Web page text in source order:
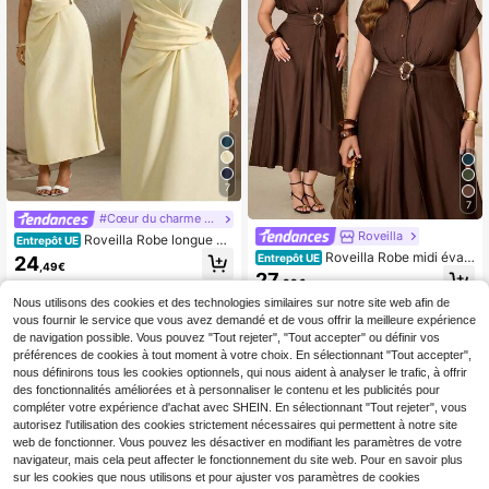
7
#Cœur du charme diplomatique
Entrepôt UE Roveilla Robe longue po
ur femmes grandes tailles, style fran
çais romantique "Sicile", élégante e
t raffinée. Convient pour le décontr
acté, les déplacements, les vacanc
es, le thé de l'après-midi et les évén
ements. Col rond, taille froncée ave
c décoration métallique, fendue sur
les côtés, dos froncé. Printemps/été
24 ,49€
7
Roveilla
Entrepôt UE Roveilla Robe midi évas
ée en couleur unie pour femmes gra
vert à demi-patte de boutonnage, c
einture à boucle métallique réglabl
e, Marron café, Élégante, style rétro
français, Tenue de bureau, décontr
actée, de fête, de thé l'après-midi, d
e rue, minimaliste, polyvalente, loisi
rs australiens, rassemblement, Austr
alie du Sud, île, printemps/été, nouv
elle collection
27,99€
Nous utilisons des cookies et des technologies similaires sur notre site web afin de
vous fournir le service que vous avez demandé et de vous offrir la meilleure expérience
de navigation possible. Vous pouvez "Tout rejeter", "Tout accepter" ou définir vos
préférences de cookies à tout moment à votre choix. En sélectionnant "Tout accepter",
nous définirons tous les cookies optionnels, qui nous aident à analyser le trafic, à offrir
des fonctionnalités améliorées et à personnaliser le contenu et les publicités pour
compléter votre expérience d'achat avec SHEIN. En sélectionnant "Tout rejeter", vous
autorisez l'utilisation des cookies strictement nécessaires qui permettent à notre site
web de fonctionner. Vous pouvez les désactiver en modifiant les paramètres de votre
navigateur, mais cela peut affecter le fonctionnement du site web. Pour en savoir plus
sur les cookies que nous utilisons et pour ajuster vos paramètres de cookies